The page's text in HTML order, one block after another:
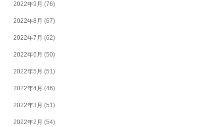
2022年9月 (76)
2022年8月 (67)
2022年7月 (62)
2022年6月 (50)
2022年5月 (51)
2022年4月 (46)
2022年3月 (51)
2022年2月 (54)